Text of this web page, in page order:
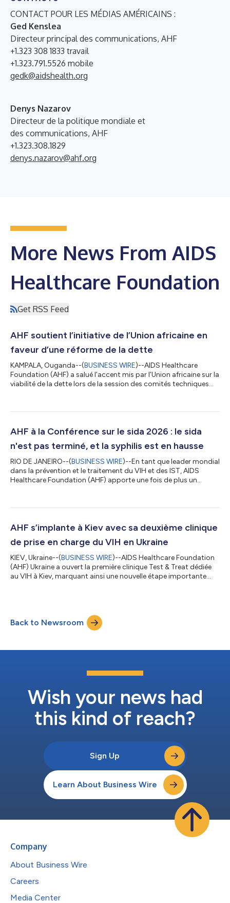
CONTACT POUR LES MÉDIAS AMÉRICAINS :
Ged Kenslea
Directeur principal des communications, AHF
+1.323 308 1833 travail
+1.323.791.5526 mobile
gedk@aidshealth.org
Denys Nazarov
Directeur de la politique mondiale et
des communications, AHF
+1.323.308.1829
denys.nazarov@ahf.org
More News From AIDS
Healthcare Foundation
Get RSS Feed
AHF soutient l’initiative de l’Union africaine en
faveur d’une réforme de la dette
KAMPALA, Ouganda--(BUSINESS WIRE)--AIDS Healthcare
Foundation (AHF) a salué l’accent mis par l’Union africaine sur la
viabilité de la dette lors de la session des comités techniques
militer en faveur de réformes structurelles du système mondial
dans la santé, l’éducation et d’autres besoins humains
AHF à la Conférence sur le sida 2026 : le sida
n'est pas terminé, et la syphilis est en hausse
RIO DE JANEIRO--(BUSINESS WIRE)--En tant que leader mondial
dans la prévention et le traitement du VIH et des IST, AIDS
Healthcare Foundation (AHF) apporte une fois de plus un
qui se tient en personne et virtuellement du 26 au 31 juillet. Le
seront au centre du stand d'AHF pour rappeler à tout le monde
l'importan...
AHF s’implante à Kiev avec sa deuxième clinique
de prise en charge du VIH en Ukraine
KIEV, Ukraine--(BUSINESS WIRE)--AIDS Healthcare Foundation
(AHF) Ukraine a ouvert la première clinique Test & Treat dédiée
au VIH à Kiev, marquant ainsi une nouvelle étape importante
importante pour garantir que les services liés au VIH soient
rapides, accessibles et exempts de stigmatisation », déclare
Back to Newsroom
Wish your news had
this kind of reach?
Sign Up
Learn About Business Wire
Company
About Business Wire
Careers
Media Center